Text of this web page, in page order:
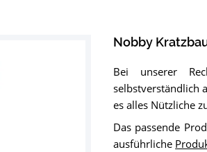
Nobby
Bei unserer
selbstverständlich
es alles Nützliche
Das passende
ausführliche